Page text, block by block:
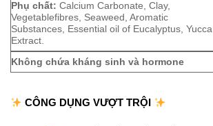
Phụ chất: Calcium Carbonate, Clay,
Vegetablefibres, Seaweed, Aromatic
Substances, Essential oil of Eucalyptus, Yucca
Extract.
Không chứa kháng sinh và hormone
CÔNG DỤNG VƯỢT TRỘI